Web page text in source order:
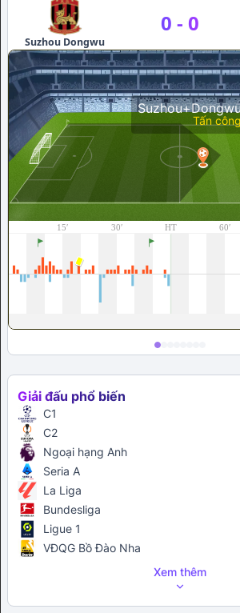
Suzhou Dongwu
0 - 0
Giải đấu phổ biến
C1
C2
Ngoại hạng Anh
Seria A
La Liga
Bundesliga
Ligue 1
VĐQG Bồ Đào Nha
Xem thêm